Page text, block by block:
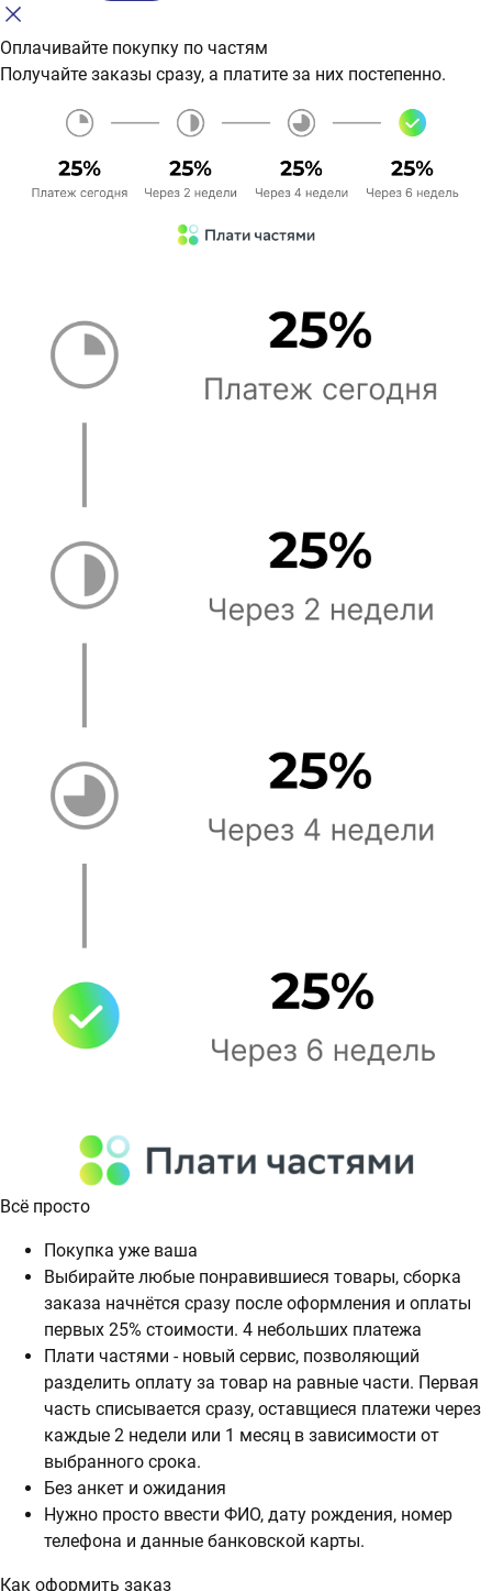
Оплачивайте покупку по частям
Получайте заказы сразу, а платите за них постепенно.
Всё просто
Покупка уже ваша
Выбирайте любые понравившиеся товары, сборка
заказа начнётся сразу после оформления и оплаты
первых 25% стоимости. 4 небольших платежа
Плати частями - новый сервис, позволяющий
разделить оплату за товар на равные части. Первая
часть списывается сразу, оставщиеся платежи через
каждые 2 недели или 1 месяц в зависимости от
выбранного срока.
Без анкет и ожидания
Нужно просто ввести ФИО, дату рождения, номер
телефона и данные банковской карты.
Как оформить заказ